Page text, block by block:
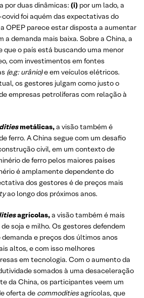
por duas dinâmicas: (i) por um lado, a
foi aquém das expectativas do
a OPEP parece estar disposta a aumentar
a demanda mais baixa. Sobre a China, a
que o país está buscando uma menor
com investimentos em fontes
(e.g: urânio)e em veículos elétricos.
os gestores julgam como justo o
empresas petrolíferas com relação à
metálicas,a visão também é
ferro. A China segue com um desafio
civil, em um contexto de
de ferro pelos maiores países
é amplamente dependente do
dos gestores é de preços mais
ao longo dos próximos anos.
agrícolas,a visão também é mais
soja e milho. Os gestores defendem
e preços dos últimos anos
altos, e com isso melhores
em tecnologia. Com o aumento da
somados à uma desaceleração
da China, os participantes veem um
oferta de commoditiesagrícolas, que